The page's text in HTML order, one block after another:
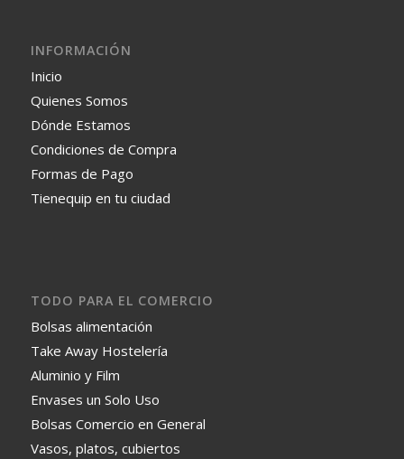
INFORMACIÓN
Inicio
Quienes Somos
Dónde Estamos
Condiciones de Compra
Formas de Pago
Tienequip en tu ciudad
TODO PARA EL COMERCIO
Bolsas alimentación
Take Away Hostelería
Aluminio y Film
Envases un Solo Uso
Bolsas Comercio en General
Vasos, platos, cubiertos